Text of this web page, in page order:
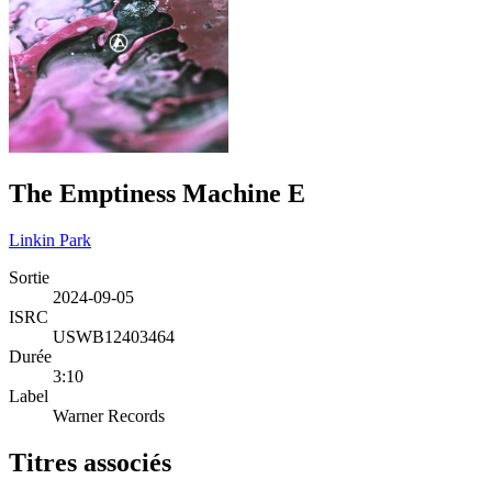
The Emptiness Machine E
Linkin Park
Sortie
2024-09-05
ISRC
USWB12403464
Durée
3:10
Label
Warner Records
Titres associés